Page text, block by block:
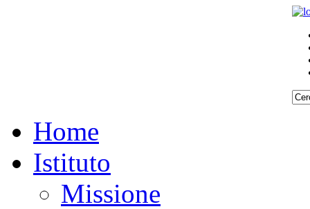
Home
Istituto
Missione